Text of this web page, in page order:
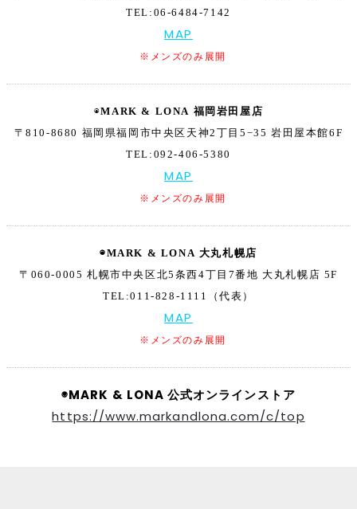
TEL:06-6484-7142
MAP
※メンズのみ展開
◉MARK & LONA 福岡岩田屋店
〒810-8680 福岡県福岡市中央区天神2丁目5−35岩田屋本館6F
TEL:092-406-5380
MAP
※メンズのみ展開
◉MARK & LONA 大丸札幌店
〒060-0005 札幌市中央区北5条西4丁目7番地 大丸札幌店 5F
TEL:011-828-1111（代表）
MAP
※メンズのみ展開
◉MARK & LONA 公式オンラインストア
https://www.markandlona.com/c/top